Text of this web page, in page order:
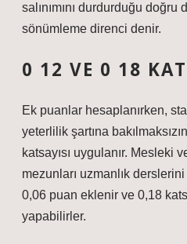
salınımını durdurduğu
sönümleme direnci denir.
0 12 VE 0 18
Ek puanlar hesaplanırken,
yeterlilik şartına
katsayısı uygulanır. Mesleki
mezunları uzmanlık
0,06 puan eklenir ve 0,18
yapabilirler.